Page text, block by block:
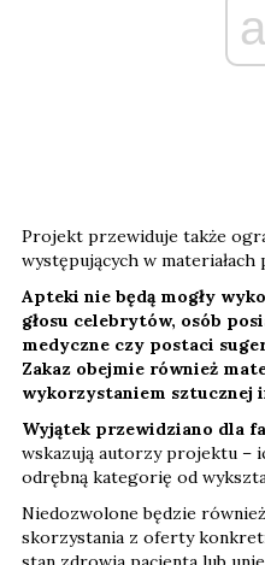
Projekt przewiduje także
występujących w materiałach
Apteki nie będą mogły
głosu celebrytów, osób
medyczne czy postaci
Zakaz obejmie również
wykorzystaniem sztucznej
Wyjątek przewidziano dla
wskazują autorzy projektu –
odrębną kategorię od
Niedozwolone będzie
skorzystania z oferty